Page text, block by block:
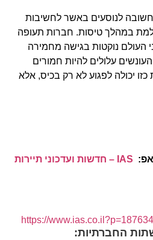
לנוסעים באשר לחשיבות
במהלך טיסות. חברות תעופה
העולם נוקטות בגישה מחמירה
עלולים להיות חמורים
יכולה לפגוע לא רק בכיס, אלא
IAS – חדשות ועדכוני תיירות
https://www.ias.co.il?p=187634
החברתיות: